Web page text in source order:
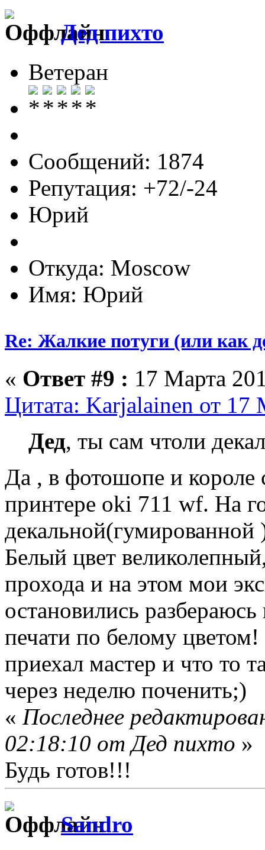
Дед пихто
Ветеран
Сообщений: 1874
Репутация: +72/-24
Юрий
Откуда: Moscow
Имя: Юрий
Re: Жалкие потуги (или как
« Ответ #9 : 17 Марта
Цитата: Karjalainen от 17
Дед, ты сам чтоли
Да , в фотошопе и короле
принтере oki 711 wf. На
декальной(гумированной
Белый цвет
прохода и на этом мои
остановились
печати по белому
приехал мастер и что то
через неделю поченить;)
« Последнее
02:18:10 от Дед пихто »
Будь готов!!!
Sandro